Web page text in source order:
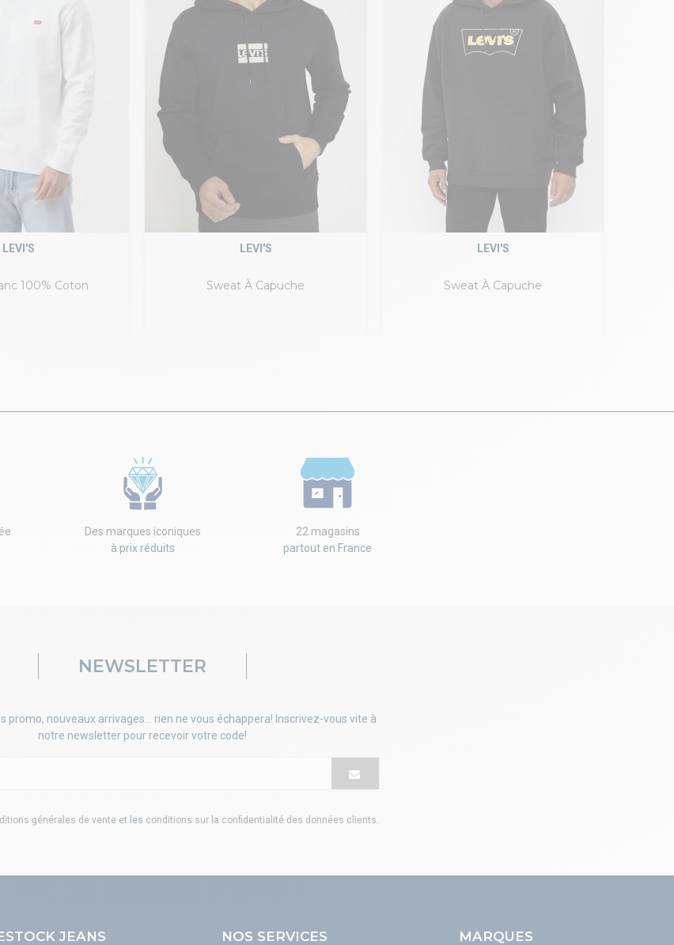
100% Coton
LEVI'S
Sweat À Capuche
LEVI'S
Sweat À Capuche
LEVI'S
Des marques iconiques
à prix réduits
22 magasins
partout en France
NEWSLETTER
promo, nouveaux arrivages... rien ne vous échappera! Inscrivez-vous vite à
notre newsletter pour recevoir votre code!
générales de vente et les conditions sur la confidentialité des données clients.
JEANS NOS SERVICES MARQUES